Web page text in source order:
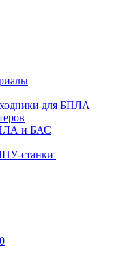
для БПЛА
и БАС
станки